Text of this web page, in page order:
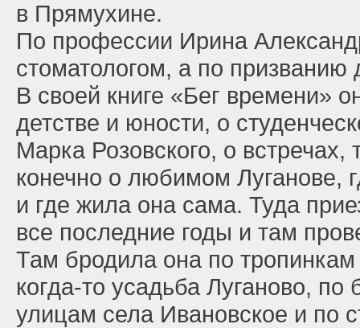
в Прямухине.
По профессии Ирина
стоматологом, а по
В своей книге «Бег времени»
детстве и юности, о
Марка Розовского, о встречах,
конечно о любимом Луганове,
и где жила она сама. Туда
все последние годы и там
Там бродила она по тропинкам
когда-то усадьба Луганово, по
улицам села Ивановское и по